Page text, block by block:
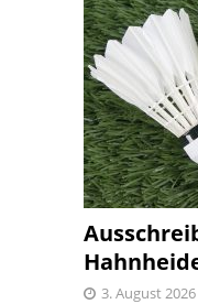
3. August 2026